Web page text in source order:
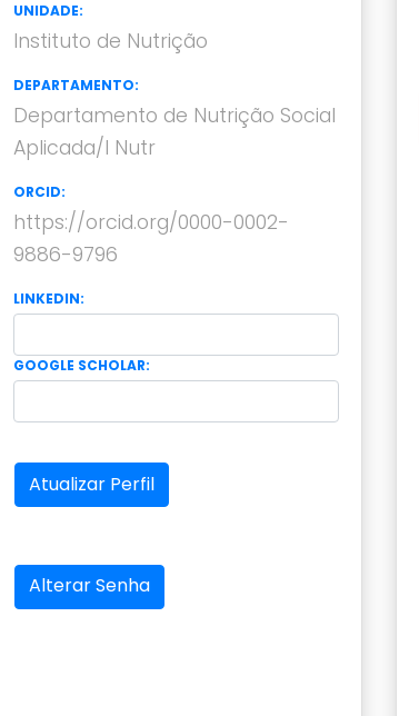
UNIDADE:
Instituto de Nutrição
DEPARTAMENTO:
Departamento de Nutrição Social
Aplicada/I Nutr
ORCID:
https://orcid.org/0000-0002-
9886-9796
LINKEDIN:
GOOGLE SCHOLAR:
Atualizar Perfil
Alterar Senha